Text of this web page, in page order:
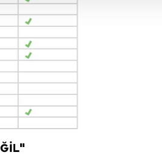
ve kişiselleştirilmesi ve
açık rızanız dahilinde
Çerezlere ilişkin
Aydınlatma Metnimizi okumak ve
tıklayınız